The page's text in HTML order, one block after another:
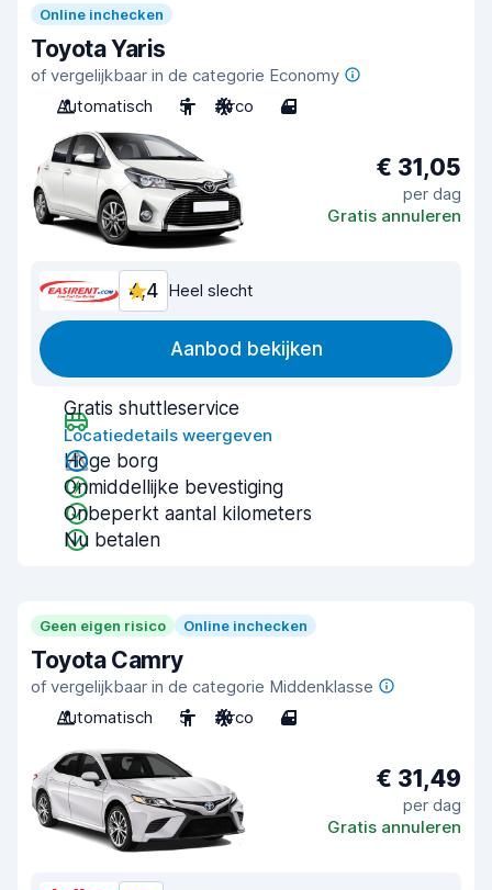
Online inchecken
Toyota Yaris
of vergelijkbaar in de categorie Economy
Automatisch
5 Airco 4
€ 31,05
per dag
Gratis annuleren
4,4 Heel slecht
Aanbod bekijken
Gratis shuttleservice
Locatiedetails weergeven
Hoge borg
Onmiddellijke bevestiging
Onbeperkt aantal kilometers
Nu betalen
Geen eigen risico Online inchecken
Toyota Camry
of vergelijkbaar in de categorie Middenklasse
Automatisch
5 Airco 4
€ 31,49
per dag
Gratis annuleren